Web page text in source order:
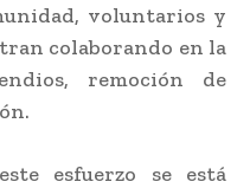
voluntarios y
colaborando en la
remoción de
esfuerzo se está